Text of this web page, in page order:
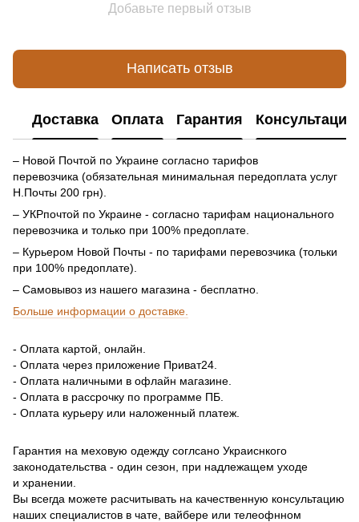
Добавьте первый отзыв
Написать отзыв
Доставка Оплата Гарантия Консультация
– Новой Почтой по Украине согласно тарифов
перевозчика (обязательная минимальная передоплата услуг
Н.Почты 200 грн).
– УКРпочтой по Украине - согласно тарифам национального
перевозчика и только при 100% предоплате.
– Курьером Новой Почты - по тарифами перевозчика (тольки
при 100% предоплате).
– Самовывоз из нашего магазина - бесплатно.
Больше информации о доставке.
- Оплата картой, онлайн.
- Оплата через приложение Приват24.
- Оплата наличными в офлайн магазине.
- Оплата в рассрочку по программе ПБ.
- Оплата курьеру или наложенный платеж.
Гарантия на меховую одежду соглсано Украиснкого
законодательства - один сезон, при надлежащем уходе
и хранении.
Вы всегда можете расчитывать на качественную консультацию
наших специалистов в чате, вайбере или телеофнном